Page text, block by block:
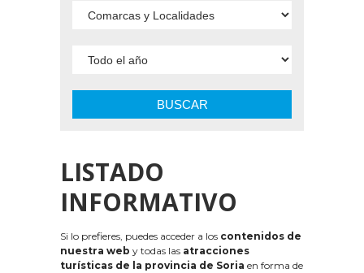
BUSCAR
LISTADO
INFORMATIVO
Si lo prefieres, puedes acceder a los contenidos de
nuestra web y todas las atracciones
turísticas de la provincia de Soria en forma de